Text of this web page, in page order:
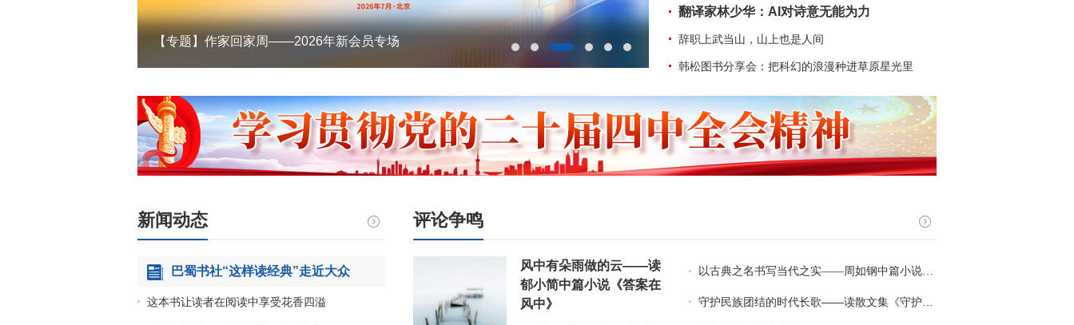
专题丨庆祝中国共产党成立105周年 【专题】大文学观
翻译家林少华：AI对诗意无能为力
辞职上武当山，山上也是人间
韩松图书分享会：把科幻的浪漫种进草原星光里
新闻动态
巴蜀书社“这样读经典”走近大众
这本书让读者在阅读中享受花香四溢
评论争鸣
风中有朵雨做的云——读
郁小简中篇小说《答案在
风中》
以古典之名书写当代之实——周如钢中篇小说《桃花源记》读后
守护民族团结的时代长歌——读散文集《守护石榴树》